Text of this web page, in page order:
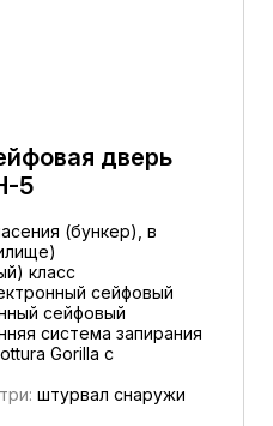
дверь
5
(бункер), в
класс
сейфовый
сейфовый
система запирания
Gorilla с
штурвал снаружи